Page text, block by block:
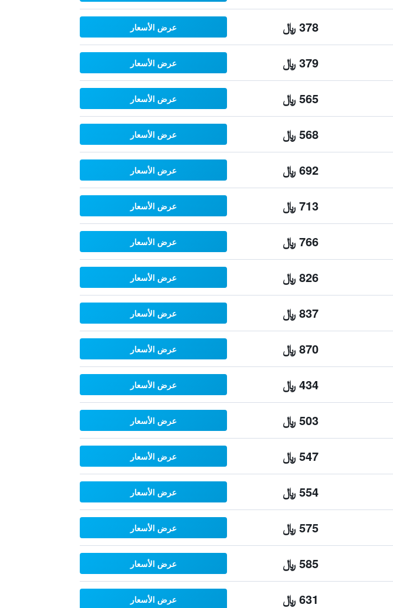
378 ﷼ عرض الأسعار
379 ﷼ عرض الأسعار
565 ﷼ عرض الأسعار
568 ﷼ عرض الأسعار
692 ﷼ عرض الأسعار
713 ﷼ عرض الأسعار
766 ﷼ عرض الأسعار
826 ﷼ عرض الأسعار
837 ﷼ عرض الأسعار
870 ﷼ عرض الأسعار
434 ﷼ عرض الأسعار
503 ﷼ عرض الأسعار
547 ﷼ عرض الأسعار
554 ﷼ عرض الأسعار
575 ﷼ عرض الأسعار
585 ﷼ عرض الأسعار
631 ﷼ عرض الأسعار